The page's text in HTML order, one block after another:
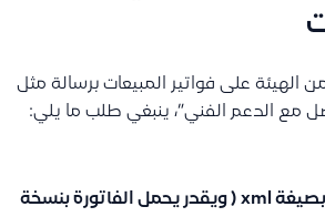
الهيئة على فواتير المبيعات برسالة مثل
مع الدعم الفني”، ينبغي طلب ما يلي:
تزويدنا بالفاتورة بصيغة xml ( ويقدر يحمل الفاتورة بنسخة